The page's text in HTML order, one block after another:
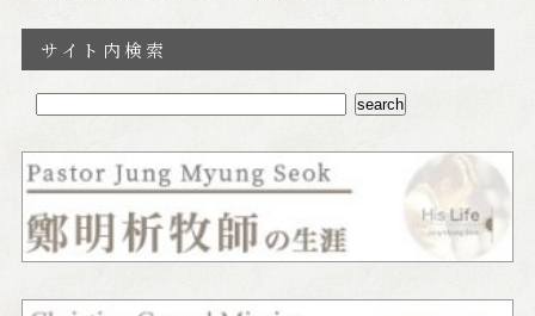
サイト内検索